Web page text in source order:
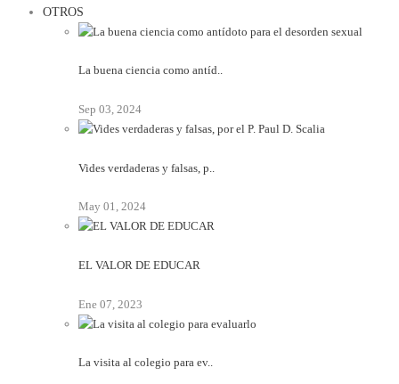
OTROS
La buena ciencia como antíd..
Sep 03, 2024
Vides verdaderas y falsas, p..
May 01, 2024
EL VALOR DE EDUCAR
Ene 07, 2023
La visita al colegio para ev..